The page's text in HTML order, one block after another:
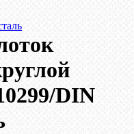
DIN